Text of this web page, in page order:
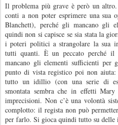
Il problema più grave è però un
conti a non poter esprimere una sua
Blanchett), perché gli mancano gli
quindi non si capisce se sia stata la
i poteri politici a strangolare la sua
tutti quanti. È un peccato perché il
mancano gli elementi sufficienti per
punto di vista registico poi non aiuta:
tutto un idillio (con una serie di
smontata sembra che in effetti Mary
imprecisioni. Non c’è una volontà
complotto: il regista non può
per farlo. Si gioca quindi tutto su delle